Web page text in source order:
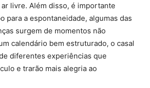
livre. Além disso, é importante
para a espontaneidade, algumas das
surgem de momentos não
calendário bem estruturado, o casal
diferentes experiências que
e trarão mais alegria ao